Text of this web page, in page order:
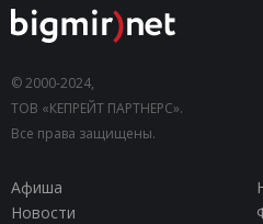
© 2000-2024,
ТОВ «КЕПРЕЙТ ПАРТНЕРС».
Все права защищены.
Афиша
Новости